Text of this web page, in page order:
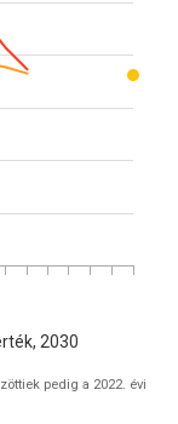
pedig a 2022. évi
2030